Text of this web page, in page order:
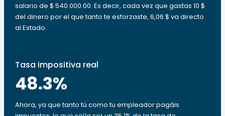
salario de $ 540.000.00. Es decir, cada vez que gastas 10 $
del dinero por el que tanto te esforzaste, 6,06 $ va directo
al Estado.
Tasa impositiva real
48.3%
Ahora, ya que tanto tú como tu empleador pagáis